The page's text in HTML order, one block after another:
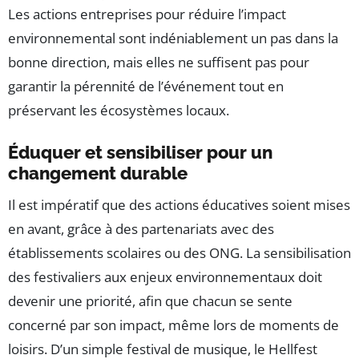
Les actions entreprises pour réduire l’impact
environnemental sont indéniablement un pas dans la
bonne direction, mais elles ne suffisent pas pour
garantir la pérennité de l’événement tout en
préservant les écosystèmes locaux.
Éduquer et sensibiliser pour un
changement durable
Il est impératif que des actions éducatives soient mises
en avant, grâce à des partenariats avec des
établissements scolaires ou des ONG. La sensibilisation
des festivaliers aux enjeux environnementaux doit
devenir une priorité, afin que chacun se sente
concerné par son impact, même lors de moments de
loisirs. D’un simple festival de musique, le Hellfest